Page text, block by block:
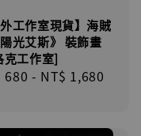
外工作室現貨】海賊
光艾斯》 裝飾畫
克工作室]
680 - NT$ 1,680